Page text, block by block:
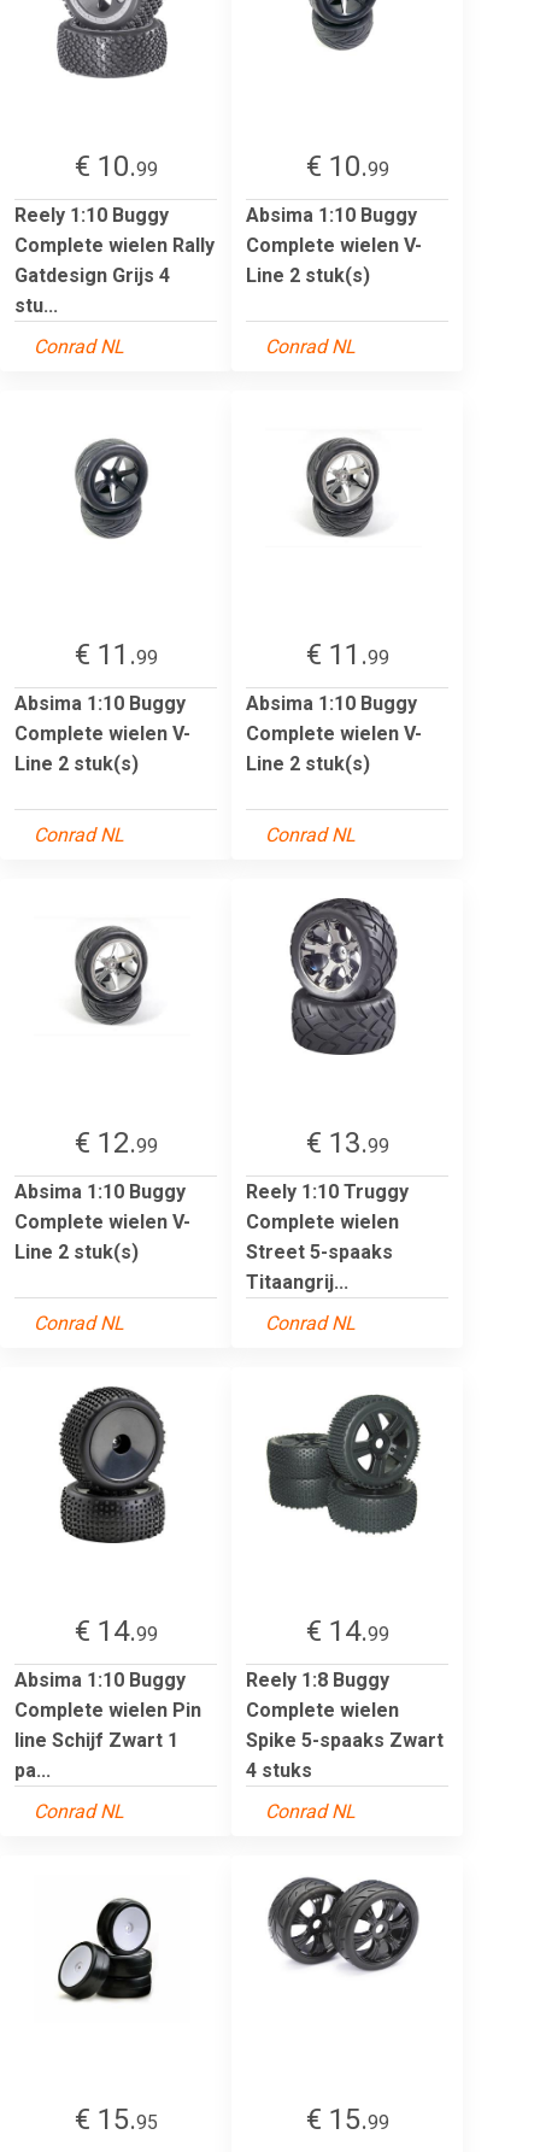
€ 10.99
Reely 1:10 Buggy
Complete wielen Rally
Gatdesign Grijs 4
stu...
Conrad NL
€ 10.99
Absima 1:10 Buggy
Complete wielen V-
Line 2 stuk(s)
Conrad NL
€ 11.99
Absima 1:10 Buggy
Complete wielen V-
Line 2 stuk(s)
Conrad NL
€ 11.99
Absima 1:10 Buggy
Complete wielen V-
Line 2 stuk(s)
Conrad NL
€ 12.99
Absima 1:10 Buggy
Complete wielen V-
Line 2 stuk(s)
Conrad NL
€ 13.99
Reely 1:10 Truggy
Complete wielen
Street 5-spaaks
Titaangrij...
Conrad NL
€ 14.99
Absima 1:10 Buggy
Complete wielen Pin
line Schijf Zwart 1
pa...
Conrad NL
€ 14.99
Reely 1:8 Buggy
Complete wielen
Spike 5-spaaks Zwart
4 stuks
Conrad NL
€ 15.95 € 15.99